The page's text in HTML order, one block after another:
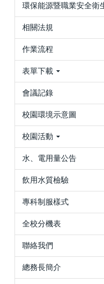
環保能源暨職業安全衛
相關法規
作業流程
表單下載
會議記錄
校園環境示意圖
校園活動
水、電用量公告
飲用水質檢驗
專科制服樣式
全校分機表
聯絡我們
總務長簡介